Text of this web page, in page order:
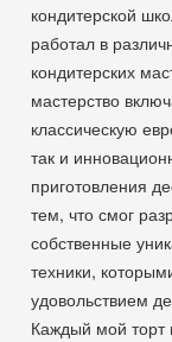
кондитерской
работал в
кондитерских
мастерство
классическую
так и
приготовления
тем, что смог
собственные
техники,
удовольствием
Каждый мой торт